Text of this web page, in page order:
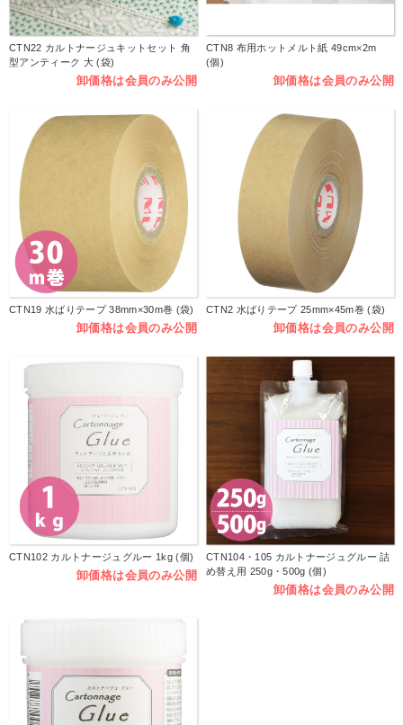
CTN22 カルトナージュキットセット 角
型アンティーク 大 (袋)
卸価格は会員のみ公開
CTN8 布用ホットメルト紙 49cm×2m
(個)
卸価格は会員のみ公開
CTN19 水ばりテープ 38mm×30m巻 (袋)
卸価格は会員のみ公開
CTN2 水ばりテープ 25mm×45m巻 (袋)
卸価格は会員のみ公開
CTN102 カルトナージュグルー 1kg (個)
卸価格は会員のみ公開
CTN104・105 カルトナージュグルー 詰
め替え用 250g・500g (個)
卸価格は会員のみ公開